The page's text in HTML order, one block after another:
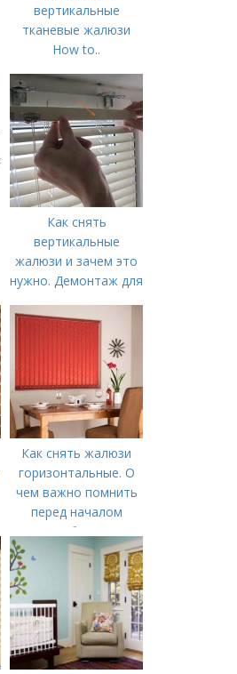
вертикальные
тканевые жалюзи
How to..
жалюзи
Как снять
вертикальные
жалюзи и зачем это
нужно. Демонтаж для
Как снять жалюзи
горизонтальные. О
чем важно помнить
перед началом
работ?